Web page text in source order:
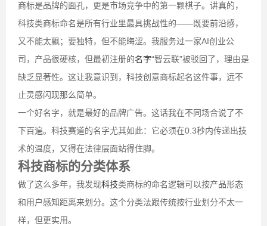
商标是品牌的面孔，更是市场竞争中的第一颗棋子。讲真的，
科技类商标命名是所有行业里最具挑战性的——既要前沿感，
又不能太飘；要独特，但不能晦涩。我服务过一家AI创业公
司，产品很硬核，但最初注册的名字“智云联”被驳回了，理由是
缺乏显著性。这让我意识到，科技创意商标起名这件事，远不
止灵感闪现那么简单。
一个好名字，就是最好的品牌广告。这话我在不同场合说了不
下百遍。科技赛道的名字尤其如此：它必须在0.3秒内传递出技
术的温度，又得在法律层面站得住脚。
科技商标的分类体系
做了这么多年，我发现科技类商标的命名逻辑可以按产品形态
和用户感知距离来划分。这个分类法跟传统按行业划分不太一
样，但更实用。